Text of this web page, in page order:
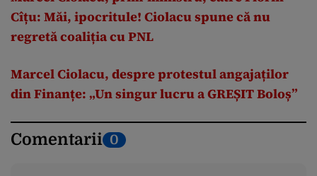
Cîțu: Măi, ipocritule! Ciolacu spune că nu
regretă coaliția cu PNL
Marcel Ciolacu, despre protestul angajaților
din Finanțe: „Un singur lucru a GREȘIT Boloș”
Comentarii 0